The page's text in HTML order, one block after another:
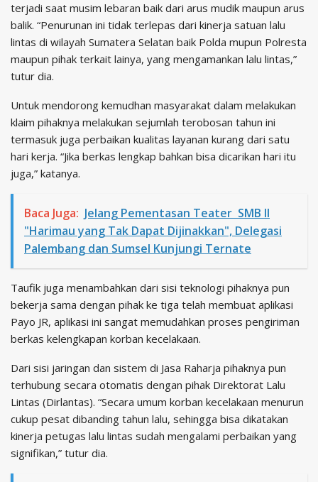
terjadi saat musim lebaran baik dari arus mudik maupun arus
balik. “Penurunan ini tidak terlepas dari kinerja satuan lalu
lintas di wilayah Sumatera Selatan baik Polda mupun Polresta
maupun pihak terkait lainya, yang mengamankan lalu lintas,”
tutur dia.
Untuk mendorong kemudhan masyarakat dalam melakukan
klaim pihaknya melakukan sejumlah terobosan tahun ini
termasuk juga perbaikan kualitas layanan kurang dari satu
hari kerja. “Jika berkas lengkap bahkan bisa dicarikan hari itu
juga,” katanya.
Baca Juga: Jelang Pementasan Teater SMB II
"Harimau yang Tak Dapat Dijinakkan", Delegasi
Palembang dan Sumsel Kunjungi Ternate
Taufik juga menambahkan dari sisi teknologi pihaknya pun
bekerja sama dengan pihak ke tiga telah membuat aplikasi
Payo JR, aplikasi ini sangat memudahkan proses pengiriman
berkas kelengkapan korban kecelakaan.
Dari sisi jaringan dan sistem di Jasa Raharja pihaknya pun
terhubung secara otomatis dengan pihak Direktorat Lalu
Lintas (Dirlantas). “Secara umum korban kecelakaan menurun
cukup pesat dibanding tahun lalu, sehingga bisa dikatakan
kinerja petugas lalu lintas sudah mengalami perbaikan yang
signifikan,” tutur dia.